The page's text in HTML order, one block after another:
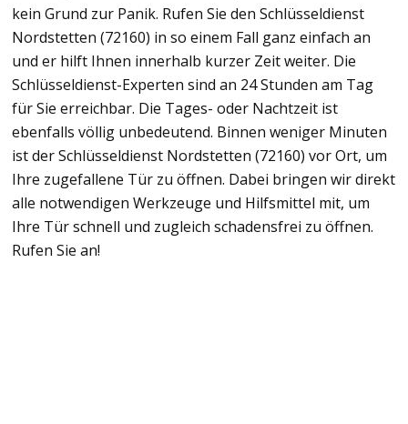
kein Grund zur Panik. Rufen Sie den Schlüsseldienst
Nordstetten (72160) in so einem Fall ganz einfach an
und er hilft Ihnen innerhalb kurzer Zeit weiter. Die
Schlüsseldienst-Experten sind an 24 Stunden am Tag
für Sie erreichbar. Die Tages- oder Nachtzeit ist
ebenfalls völlig unbedeutend. Binnen weniger Minuten
ist der Schlüsseldienst Nordstetten (72160) vor Ort, um
Ihre zugefallene Tür zu öffnen. Dabei bringen wir direkt
alle notwendigen Werkzeuge und Hilfsmittel mit, um
Ihre Tür schnell und zugleich schadensfrei zu öffnen.
Rufen Sie an!